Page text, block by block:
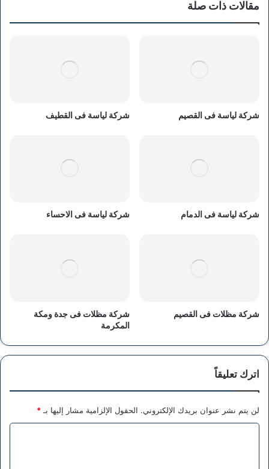
مقالات ذات صلة
شركة لياسة فى القصيم شركة لياسة فى القطيف
شركة لياسة فى الدمام شركة لياسة فى الاحساء
شركة مظلات فى القصيم
شركة مظلات فى جدة ومكة
المكرمة
اترك تعليقاً
لن يتم نشر عنوان بريدك الإلكتروني. الحقول الإلزامية مشار إليها بـ*